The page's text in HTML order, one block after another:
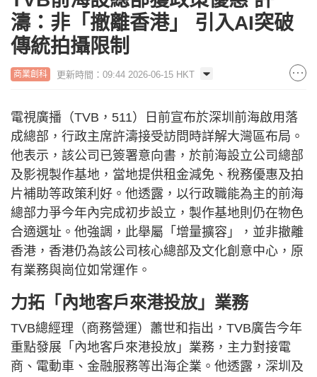
濤：非「撤離香港」 引入AI突破
傳統拍攝限制
商業創科 更新時間：09:44 2026-06-15 HKT
電視廣播（TVB，511）日前宣布於深圳前海啟用落
成總部，行政主席許濤接受訪問時詳解大灣區布局。
他表示，該公司已簽署意向書，於前海設立公司總部
及影視製作基地，當地提供租金減免、稅務優惠及拍
片補助等政策利好。他透露，以行政職能為主的前海
總部力爭今年內完成初步設立，製作基地則仍在物色
合適選址。他強調，此舉屬「增量擴容」，並非撤離
香港，香港仍為該公司核心總部及文化創意中心，原
有業務與崗位如常運作。
力拓「內地客戶來港投放」業務
TVB總經理（商務營運）蕭世和指出，TVB廣告今年
重點發展「內地客戶來港投放」業務，主力對接電
商、電動車、金融服務等出海企業。他透露，深圳及